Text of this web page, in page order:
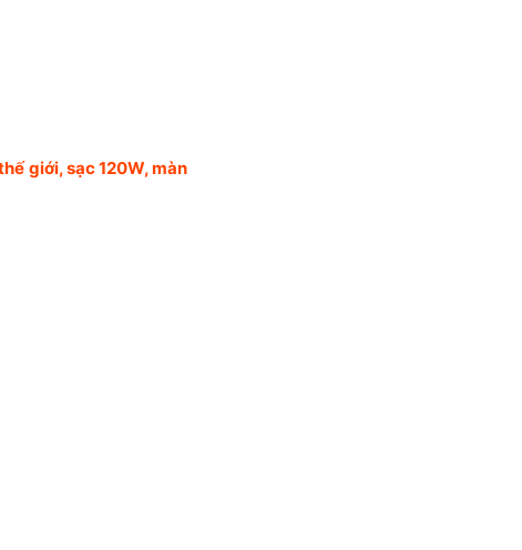
giới, sạc 120W, màn